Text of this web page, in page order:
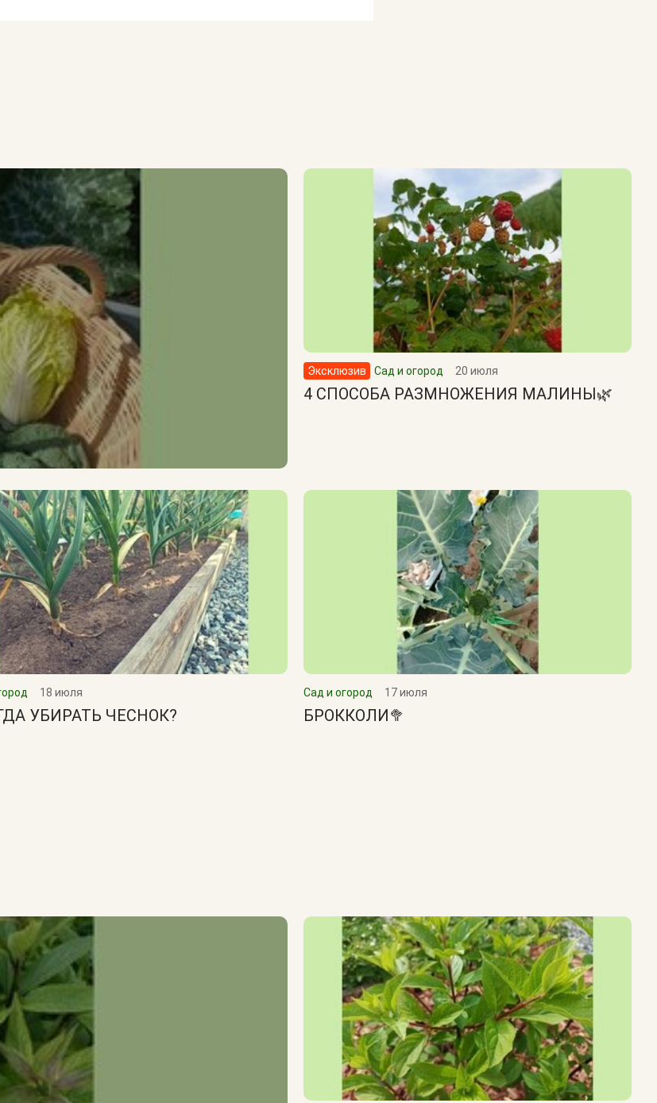
Эксклюзив Сад и огород 20 июля
4 СПОСОБА РАЗМНОЖЕНИЯ МАЛИНЫ🌿
18 июля
УБИРАТЬ ЧЕСНОК?
Сад и огород 17 июля
БРОККОЛИ🥦